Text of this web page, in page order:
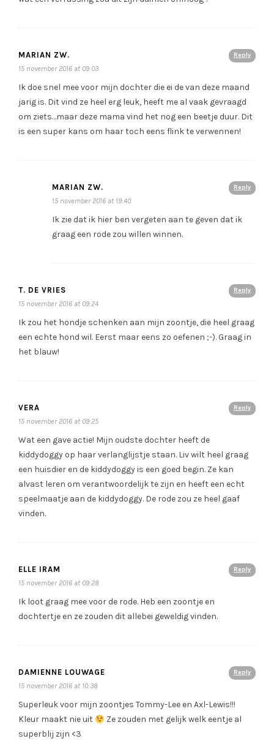
Reply
MARIAN ZW.
15 november 2016 at 09:03
Ik doe snel mee voor mijn dochter die ei de van deze maand
jarig is. Dit vind ze heel erg leuk, heeft me al vaak gevraagd
om ziets…maar deze mama vind het nog een beetje duur. Dit
is een super kans om haar toch eens flink te verwennen!
Reply
MARIAN ZW.
15 november 2016 at 19:40
Ik zie dat ik hier ben vergeten aan te geven dat ik
graag een rode zou willen winnen.
Reply
T. DE VRIES
15 november 2016 at 09:24
Ik zou het hondje schenken aan mijn zoontje, die heel graag
een echte hond wil. Eerst maar eens zo oefenen ;-). Graag in
het blauw!
Reply
VERA
15 november 2016 at 09:25
Wat een gave actie! Mijn oudste dochter heeft de
kiddydoggy op haar verlanglijstje staan. Liv wilt heel graag
een huisdier en de kiddydoggy is een goed begin. Ze kan
alvast leren om verantwoordelijk te zijn en heeft een echt
speelmaatje aan de kiddydoggy. De rode zou ze heel gaaf
vinden.
Reply
ELLE IRAM
15 november 2016 at 09:28
Ik loot graag mee voor de rode. Heb een zoontje en
dochtertje en ze zouden dit allebei geweldig vinden.
Reply
DAMIENNE LOUWAGE
15 november 2016 at 10:38
Superleuk voor mijn zoontjes Tommy-Lee en Axl-Lewis!!!
Kleur maakt nie uit
Ze zouden met gelijk welk eentje al
superblij zijn <3